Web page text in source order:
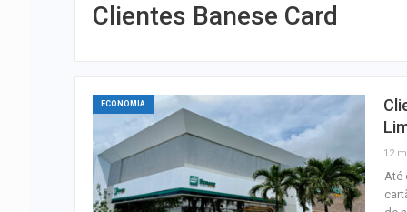
Clientes Banese Card
ECONOMIA
12
Até